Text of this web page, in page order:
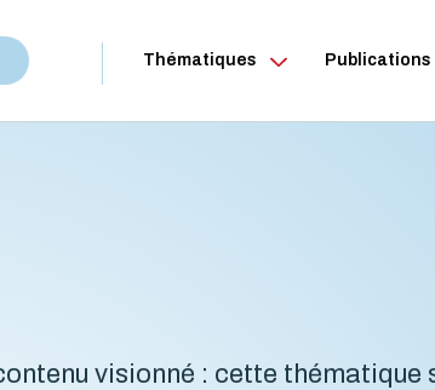
Thématiques Publications
visionné : cette thématique